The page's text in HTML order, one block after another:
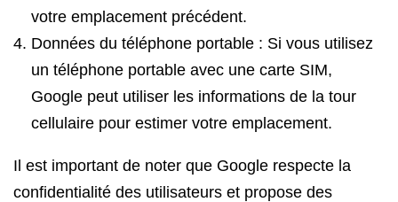
votre emplacement précédent.
Données du téléphone portable : Si vous utilisez
un téléphone portable avec une carte SIM,
Google peut utiliser les informations de la tour
cellulaire pour estimer votre emplacement.
Il est important de noter que Google respecte la
confidentialité des utilisateurs et propose des